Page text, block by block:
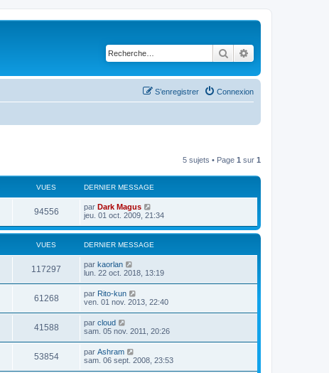
Rechercher
Connexion
S’enregistrer
5 sujets • Page 1 sur 1
VUES DERNIER MESSAGE
94556 par Dark Magus
jeu. 01 oct. 2009, 21:34
VUES DERNIER MESSAGE
117297 par kaorlan
lun. 22 oct. 2018, 13:19
61268 par Rito-kun
ven. 01 nov. 2013, 22:40
41588 par cloud
sam. 05 nov. 2011, 20:26
53854 par Ashram
sam. 06 sept. 2008, 23:53